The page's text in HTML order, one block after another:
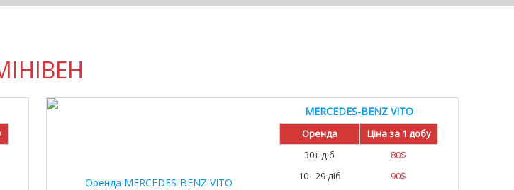
MERCEDES-BENZ VITO
Оренда
Ціна за 1 добу
30+ діб
80$
10 - 29 діб
90$